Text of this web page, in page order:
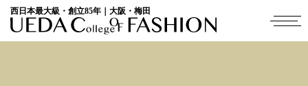
西日本最大級・創立85年｜大阪・梅田